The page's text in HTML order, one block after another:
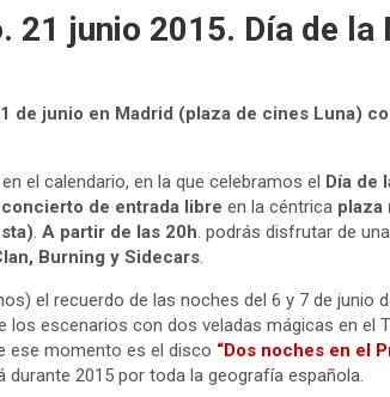
21 junio 2015. Día de la
de junio en Madrid (plaza de cines Luna)
el calendario, en la que celebramos el Día de
concierto de entrada libreen la céntrica plaza
.A partir de las 20h. podrás disfrutar de
Burning y Sidecars.
el recuerdo de las noches del 6 y 7 de junio
los escenarios con dos veladas mágicas en el
ese momento es el disco “Dos noches en el
durante 2015 por toda la geografía española.